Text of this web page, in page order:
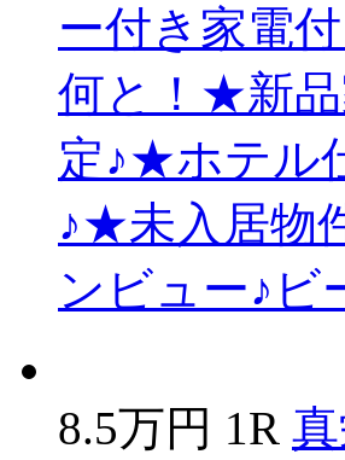
ー付き 家電
何と！★新品
定♪★ホテル
♪★未入居物
ンビュー♪ビ
8.5万円 1R